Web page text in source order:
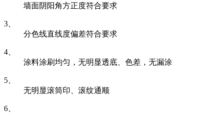
墙面阴阳角方正度符合要求
3、
分色线直线度偏差符合要求
4、
涂料涂刷均匀，无明显透底、色差，无漏涂
5、
无明显滚筒印、滚纹通顺
6、